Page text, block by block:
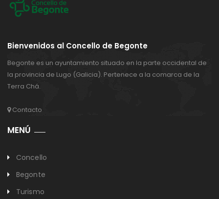
Bienvenidos al Concello de Begonte
Begonte es un ayuntamiento situado en la parte occidental de
la provincia de Lugo (Galicia). Pertenece a la comarca de la
Terra Chá.
Contacto
MENÚ
Concello
Begonte
Turismo